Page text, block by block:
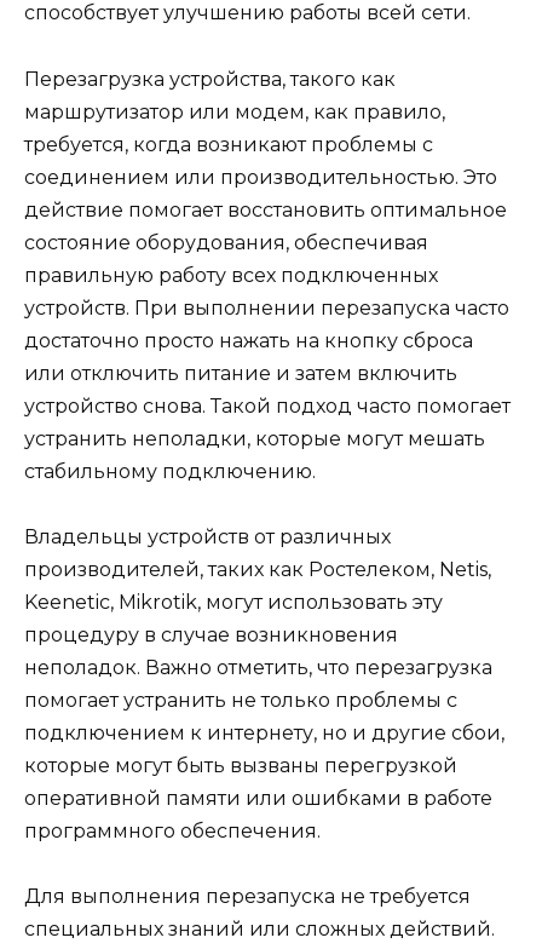
способствует улучшению работы всей сети.
Перезагрузка устройства, такого как
маршрутизатор или модем, как правило,
требуется, когда возникают проблемы с
соединением или производительностью. Это
действие помогает восстановить оптимальное
состояние оборудования, обеспечивая
правильную работу всех подключенных
устройств. При выполнении перезапуска часто
достаточно просто нажать на кнопку сброса
или отключить питание и затем включить
устройство снова. Такой подход часто помогает
устранить неполадки, которые могут мешать
стабильному подключению.
Владельцы устройств от различных
производителей, таких как Ростелеком, Netis,
Keenetic, Mikrotik, могут использовать эту
процедуру в случае возникновения
неполадок. Важно отметить, что перезагрузка
помогает устранить не только проблемы с
подключением к интернету, но и другие сбои,
которые могут быть вызваны перегрузкой
оперативной памяти или ошибками в работе
программного обеспечения.
Для выполнения перезапуска не требуется
специальных знаний или сложных действий.